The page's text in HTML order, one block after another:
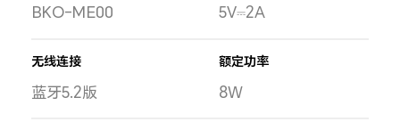
BKO-ME00 5V⎓2A
无线连接
蓝牙5.2版
额定功率
8W